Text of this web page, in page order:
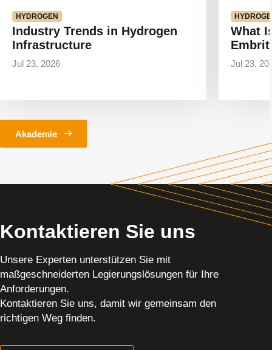
HYDROGEN
Industry Trends in Hydrogen
Infrastructure
Jul 23, 2026
What
Jul 23,
Akademie
Kontaktieren Sie uns
Unsere Experten unterstützen Sie mit
maßgeschneiderten Legierungslösungen für Ihre
Anforderungen.
Kontaktieren Sie uns, damit wir gemeinsam den
richtigen Weg finden.